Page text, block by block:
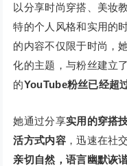
以分享时尚穿搭、美妆
特的个人风格和实用的
的内容不仅限于时尚，
化的主题，与粉丝建立
的YouTube粉丝已经超
她通过分享实用的穿搭
活方式内容，迅速在社
亲切自然，语言幽默诙